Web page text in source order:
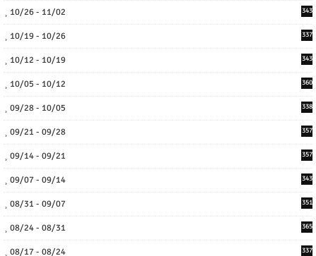
10/26 - 11/02 343
10/19 - 10/26 337
10/12 - 10/19 343
10/05 - 10/12 360
09/28 - 10/05 338
09/21 - 09/28 357
09/14 - 09/21 357
09/07 - 09/14 343
08/31 - 09/07 351
08/24 - 08/31 365
08/17 - 08/24 337